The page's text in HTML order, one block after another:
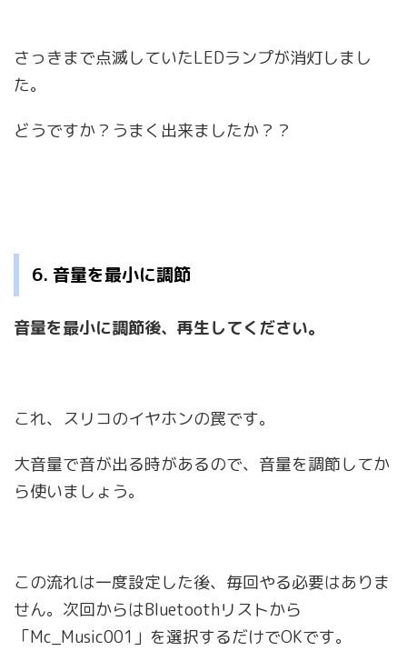
さっきまで点滅していたLEDランプが消灯しまし
た。
どうですか？うまく出来ましたか？？
6. 音量を最小に調節
音量を最小に調節後、再生してください。
これ、スリコのイヤホンの罠です。
大音量で音が出る時があるので、音量を調節してか
ら使いましょう。
この流れは一度設定した後、毎回やる必要はありま
せん。次回からはBluetoothリストから
「Mc_Music001」を選択するだけでOKです。